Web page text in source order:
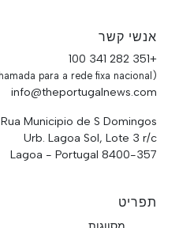
אנשי קשר
+351 282 341 100
(Chamada para a rede fixa nacional)
info@theportugalnews.com
Rua Municipio de S Domingos
Urb. Lagoa Sol, Lote 3 r/c
8400-357 Lagoa - Portugal
תפריט